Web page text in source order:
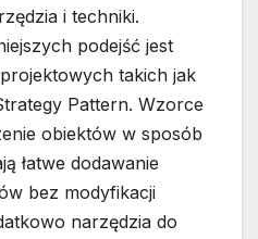
i techniki.
podejść jest
takich jak
Pattern. Wzorce
obiektów w sposób
łatwe dodawanie
bez modyfikacji
narzędzia do